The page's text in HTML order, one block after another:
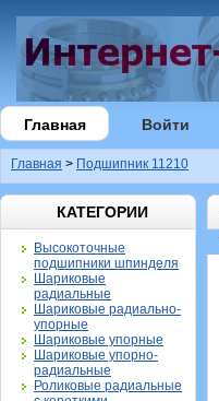
Главная Войти
Главная > Подшипник 11210
КАТЕГОРИИ
Высокоточные
подшипники шпинделя
Шариковые
радиальные
Шариковые радиально-
упорные
Шариковые упорные
Шариковые упорно-
радиальные
Роликовые радиальные